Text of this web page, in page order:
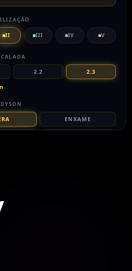
II III IV V
2.2 2.3
ENXAME